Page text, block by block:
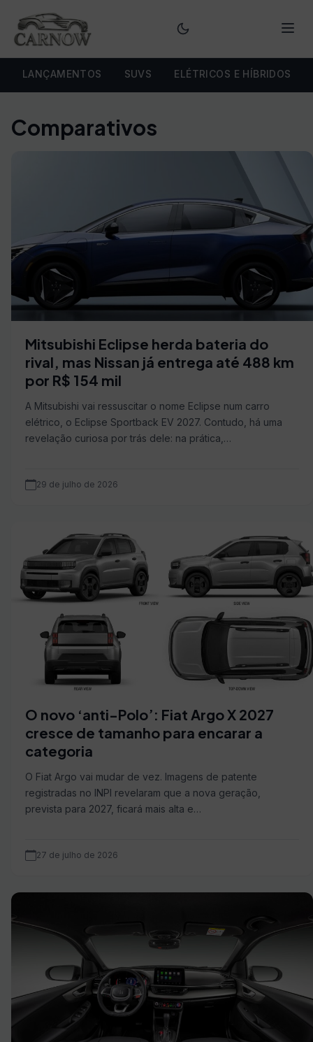
LANÇAMENTOS SUVS ELÉTRICOS E HÍBRIDOS
Comparativos
Mitsubishi Eclipse herda bateria do
rival, mas Nissan já entrega até 488 km
por R$ 154 mil
A Mitsubishi vai ressuscitar o nome Eclipse num carro
elétrico, o Eclipse Sportback EV 2027. Contudo, há uma
revelação curiosa por trás dele: na prática,…
29 de julho de 2026
O novo ‘anti-Polo’: Fiat Argo X 2027
cresce de tamanho para encarar a
categoria
O Fiat Argo vai mudar de vez. Imagens de patente
registradas no INPI revelaram que a nova geração,
prevista para 2027, ficará mais alta e…
27 de julho de 2026